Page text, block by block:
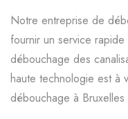
Notre entreprise de
fournir un service
débouchage des
haute technologie est à
débouchage à